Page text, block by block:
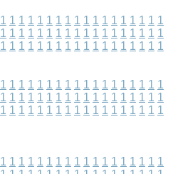
1 1 1 1 1 1 1 1 1 1 1 1 1 1 1 1 1 1
1 1 1 1 1 1 1 1 1 1 1 1 1 1 1 1 1 1
1 1 1 1 1 1 1 1 1 1 1 1 1 1 1 1 1 1
1 1 1 1 1 1 1 1 1 1 1 1 1 1 1 1 1 1
1 1 1 1 1 1 1 1 1 1 1 1 1 1 1 1 1 1
1 1 1 1 1 1 1 1 1 1 1 1 1 1 1 1 1 1
1 1 1 1 1 1 1 1 1 1 1 1 1 1 1 1 1 1